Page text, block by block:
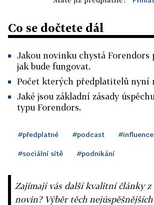
Co se dočtete dál
Jakou novinku chystá Forendors
jak bude fungovat.
Počet kterých předplatitelů nyní
Jaké jsou základní zásady
typu Forendors.
#předplatné #podcast
#sociální sítě #podnikání
Zajímají vás další kvalitní články z
novin? Výběr těch